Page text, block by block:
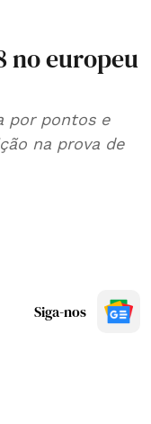
no europeu
por pontos e
na prova de
Siga-nos